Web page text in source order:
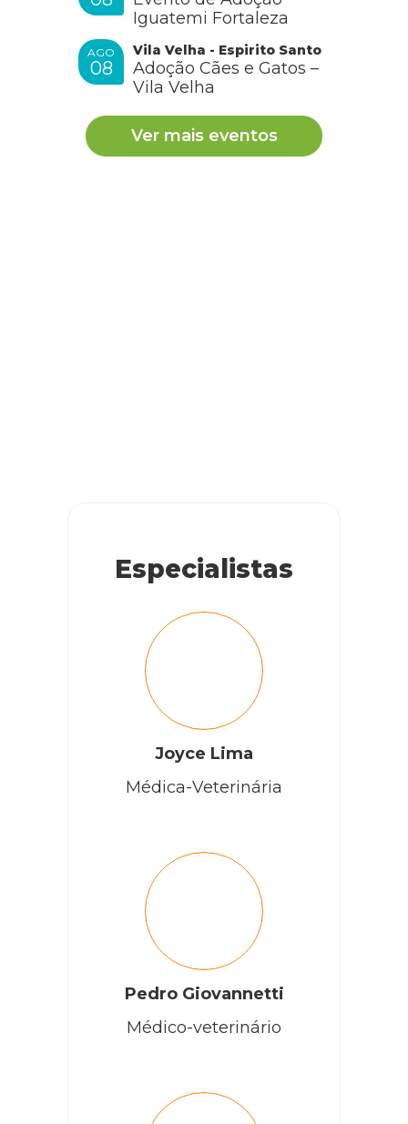
Iguatemi Fortaleza
AGO
08
Vila Velha - Espirito Santo
Adoção Cães e Gatos –
Vila Velha
Ver mais eventos
Especialistas
Joyce Lima
Médica-Veterinária
Pedro Giovannetti
Médico-veterinário